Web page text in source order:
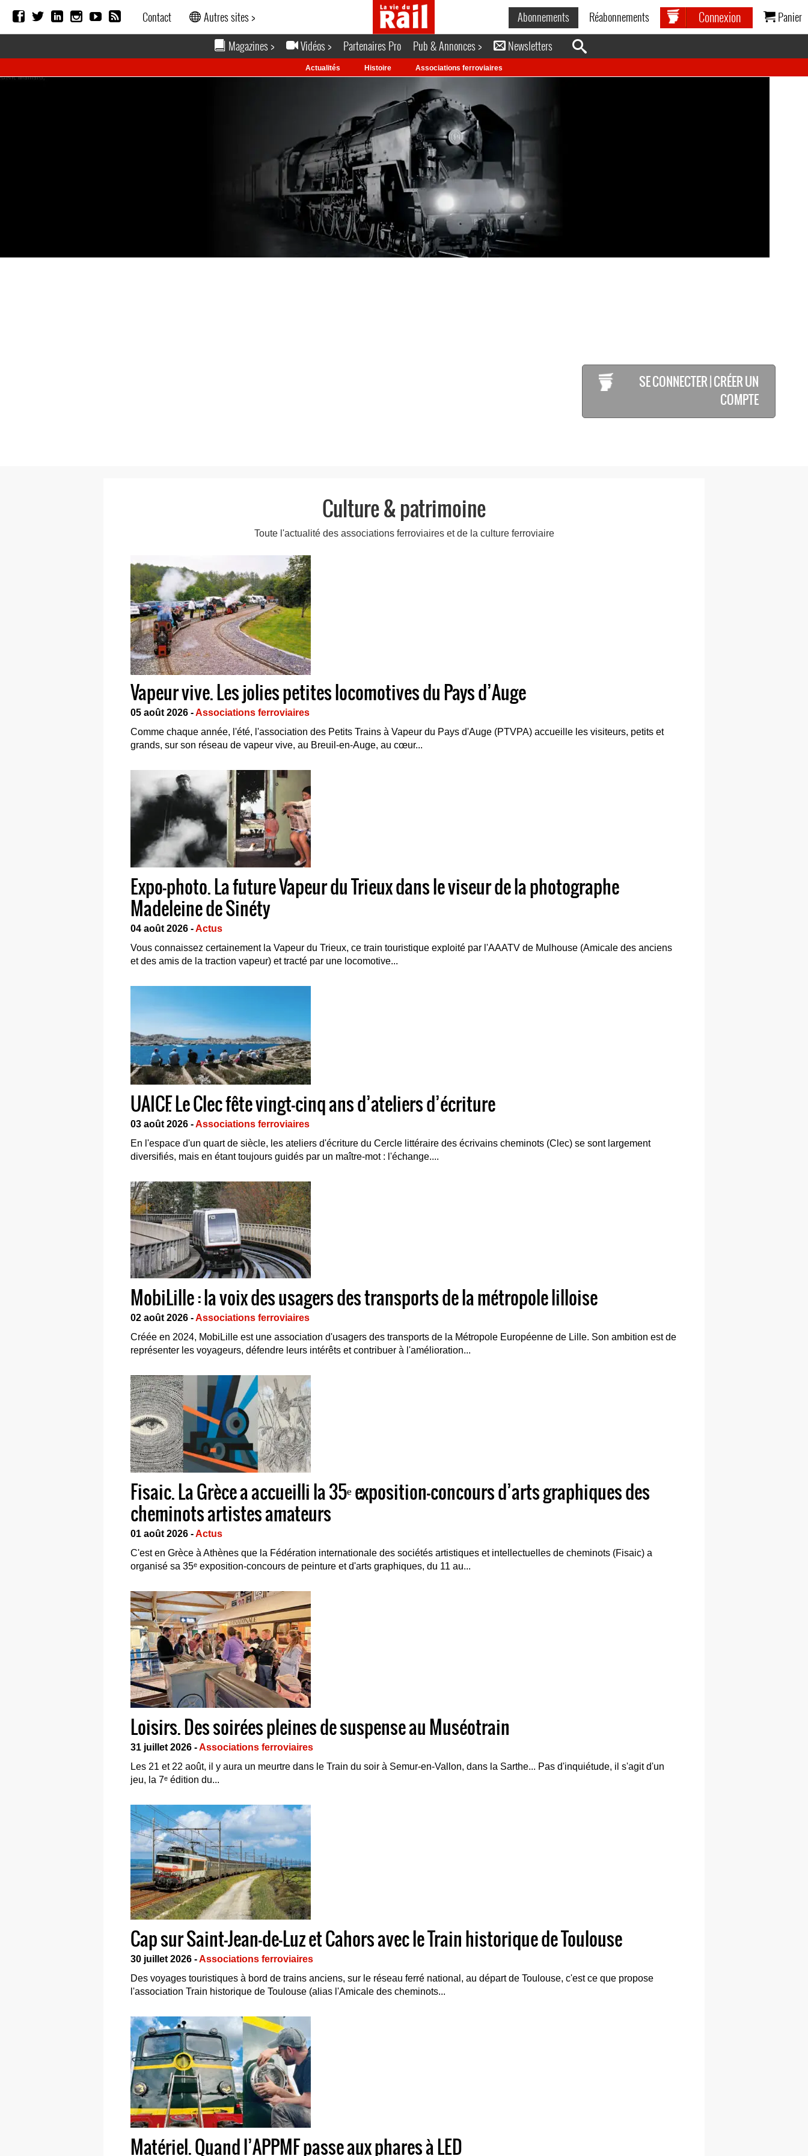
Contact Autres sites > Panier
Connexion
Réabonnements
Abonnements
Magazines >
Vidéos > Partenaires Pro Pub & Annonces > Newsletters
Actualités Histoire Associations ferroviaires
SE CONNECTER | CRÉER UN
COMPTE
Culture & patrimoine
Toute l'actualité des associations ferroviaires et de la culture ferroviaire
Vapeur vive. Les jolies petites locomotives du Pays d’Auge
05 août 2026 -Associations ferroviaires
Comme chaque année, l'été, l'association des Petits Trains à Vapeur du Pays d'Auge (PTVPA) accueille les visiteurs, petits et
grands, sur son réseau de vapeur vive, au Breuil-en-Auge, au cœur...
Expo-photo. La future Vapeur du Trieux dans le viseur de la photographe
Madeleine de Sinéty
04 août 2026 -Actus
Vous connaissez certainement la Vapeur du Trieux, ce train touristique exploité par l'AAATV de Mulhouse (Amicale des anciens
et des amis de la traction vapeur) et tracté par une locomotive...
UAICF. Le Clec fête vingt-cinq ans d’ateliers d’écriture
03 août 2026 -Associations ferroviaires
En l'espace d'un quart de siècle, les ateliers d'écriture du Cercle littéraire des écrivains cheminots (Clec) se sont largement
diversifiés, mais en étant toujours guidés par un maître-mot : l'échange....
MobiLille : la voix des usagers des transports de la métropole lilloise
02 août 2026 -Associations ferroviaires
Créée en 2024, MobiLille est une association d'usagers des transports de la Métropole Européenne de Lille. Son ambition est de
représenter les voyageurs, défendre leurs intérêts et contribuer à l'amélioration...
Fisaic. La Grèce a accueilli la 35ᵉ exposition-concours d’arts graphiques des
cheminots artistes amateurs
01 août 2026 -Actus
C'est en Grèce à Athènes que la Fédération internationale des sociétés artistiques et intellectuelles de cheminots (Fisaic) a
organisé sa 35ᵉ exposition-concours de peinture et d'arts graphiques, du 11 au...
Loisirs. Des soirées pleines de suspense au Muséotrain
31 juillet 2026 -Associations ferroviaires
Les 21 et 22 août, il y aura un meurtre dans le Train du soir à Semur-en-Vallon, dans la Sarthe... Pas d'inquiétude, il s'agit d'un
jeu, la 7ᵉ édition du...
Cap sur Saint-Jean-de-Luz et Cahors avec le Train historique de Toulouse
30 juillet 2026 -Associations ferroviaires
Des voyages touristiques à bord de trains anciens, sur le réseau ferré national, au départ de Toulouse, c'est ce que propose
l'association Train historique de Toulouse (alias l'Amicale des cheminots...
Matériel. Quand l’APPMF passe aux phares à LED